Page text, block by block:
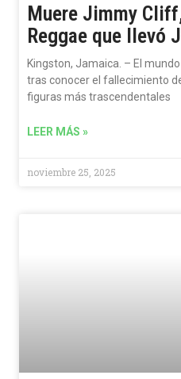
Muere Jimmy
Reggae que llevó
Kingston, Jamaica. – El
tras conocer el fallecimiento
figuras más trascendentales
LEER MÁS »
noviembre 25, 2025